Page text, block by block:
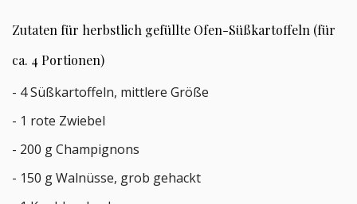
Zutaten für herbstlich gefüllte Ofen-Süßkartoffeln (für
ca. 4 Portionen)
- 4 Süßkartoffeln, mittlere Größe
- 1 rote Zwiebel
- 200 g Champignons
- 150 g Walnüsse, grob gehackt